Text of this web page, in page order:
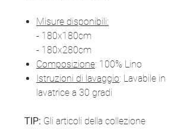
Misure disponibili:
- 180x180cm
- 180x280cm
Composizione: 100% Lino
Istruzioni di lavaggio: Lavabile in
lavatrice a 30 gradi
TIP: Gli articoli della collezione